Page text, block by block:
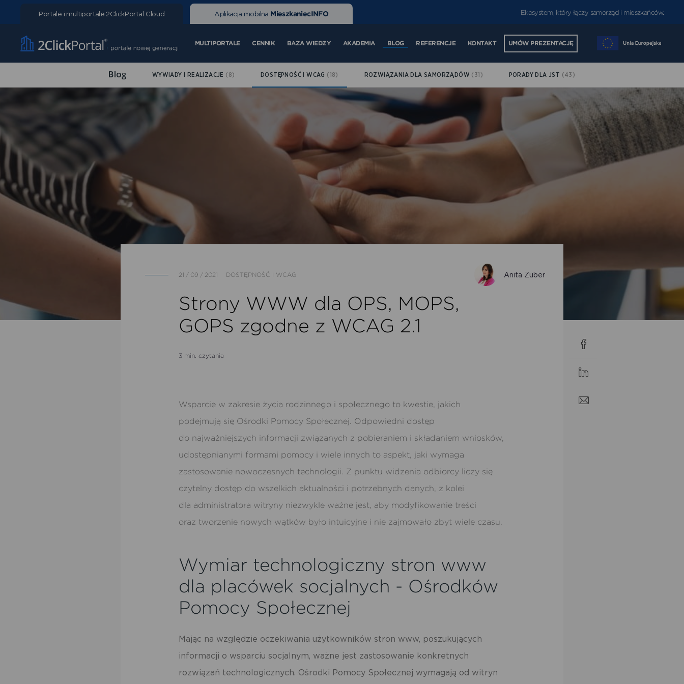
Portale i multiportale 2ClickPortal Cloud Aplikacja mobilna MieszkaniecINFO Ekosystem, który łączy samorząd i mieszkańców.
MULTIPORTALE CENNIK BAZA WIEDZY AKADEMIA BLOG REFERENCJE KONTAKT UMÓW PREZENTACJĘ
WYWIADY I REALIZACJE (8) DOSTĘPNOŚĆ I WCAG (18) ROZWIĄZANIA DLA SAMORZĄDÓW (31) PORADY DLA JST (43)
Anita Żuber
21 / 09 / 2021 DOSTĘPNOŚĆ I WCAG
Strony WWW dla OPS, MOPS,
GOPS zgodne z WCAG 2.1
3 min. czytania
Wsparcie w zakresie życia rodzinnego i społecznego to kwestie, jakich
podejmują się Ośrodki Pomocy Społecznej. Odpowiedni dostęp
do najważniejszych informacji związanych z pobieraniem i składaniem wniosków,
udostępnianymi formami pomocy i wiele innych to aspekt, jaki wymaga
zastosowanie nowoczesnych technologii. Z punktu widzenia odbiorcy liczy się
czytelny dostęp do wszelkich aktualności i potrzebnych danych, z kolei
dla administratora witryny niezwykle ważne jest, aby modyfikowanie treści
oraz tworzenie nowych wątków było intuicyjne i nie zajmowało zbyt wiele czasu.
Wymiar technologiczny stron www
dla placówek socjalnych - Ośrodków
Pomocy Społecznej
Mając na względzie oczekiwania użytkowników stron www, poszukujących
informacji o wsparciu socjalnym, ważne jest zastosowanie konkretnych
rozwiązań technologicznych. Ośrodki Pomocy Społecznej wymagają od witryn